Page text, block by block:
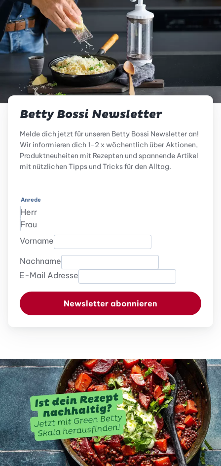
Betty Bossi Newsletter
Melde dich jetzt für unseren Betty Bossi Newsletter an!
Wir informieren dich 1-2 x wöchentlich über Aktionen,
Produktneuheiten mit Rezepten und spannende Artikel
mit nützlichen Tipps und Tricks für den Alltag.
Anrede
Herr
Frau
Vorname
Nachname
E-Mail Adresse
Newsletter abonnieren